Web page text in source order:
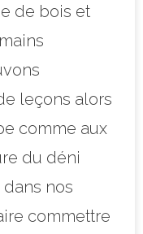
de bois et
leçons alors
comme aux
du déni
nos
commettre